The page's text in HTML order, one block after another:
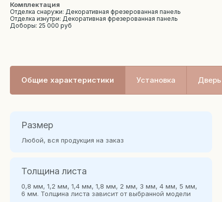
Комплектация
Отделка снаружи: Декоративная фрезерованная панель
Отделка изнутри: Декоративная фрезерованная панель
Доборы: 25 000 руб
Общие характеристики Установка Дверь
Размер
Любой, вся продукция на заказ
Толщина листа
0,8 мм, 1,2 мм, 1,4 мм, 1,8 мм, 2 мм, 3 мм, 4 мм, 5 мм,
6 мм. Толщина листа зависит от выбранной модели